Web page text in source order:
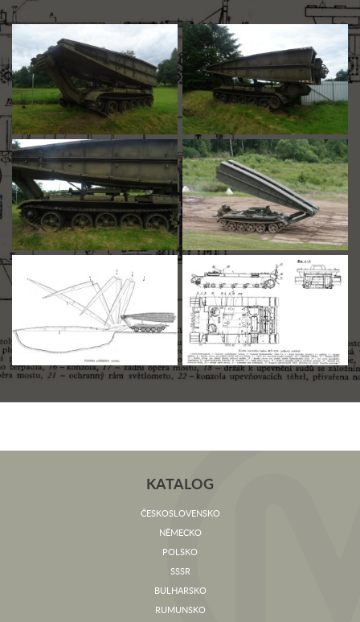
KATALOG
ČESKOSLOVENSKO
NĚMECKO
POLSKO
SSSR
BULHARSKO
RUMUNSKO